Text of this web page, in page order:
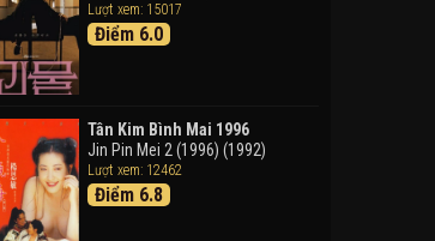
Lượt xem: 15017
Điểm 6.0
Tân Kim Bình Mai 1996
Jin Pin Mei 2 (1996) (1992)
Lượt xem: 12462
Điểm 6.8